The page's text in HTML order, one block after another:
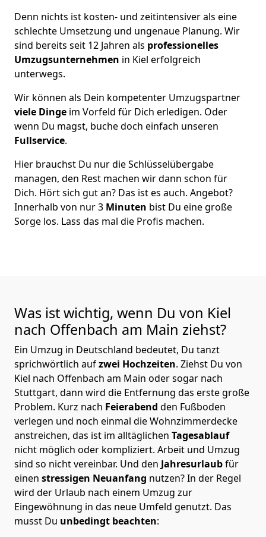
Denn nichts ist kosten- und zeitintensiver als eine
schlechte Umsetzung und ungenaue Planung. Wir
sind bereits seit 12 Jahren als professionelles
Umzugsunternehmen in Kiel erfolgreich
unterwegs.
Wir können als Dein kompetenter Umzugspartner
viele Dinge im Vorfeld für Dich erledigen. Oder
wenn Du magst, buche doch einfach unseren
Fullservice.
Hier brauchst Du nur die Schlüsselübergabe
managen, den Rest machen wir dann schon für
Dich. Hört sich gut an? Das ist es auch. Angebot?
Innerhalb von nur 3 Minuten bist Du eine große
Sorge los. Lass das mal die Profis machen.
Was ist wichtig, wenn Du von Kiel
nach Offenbach am Main ziehst?
Ein Umzug in Deutschland bedeutet, Du tanzt
sprichwörtlich aufzwei Hochzeiten. Ziehst Du von
Kiel nach Offenbach am Main oder sogar nach
Stuttgart, dann wird die Entfernung das erste große
Problem. Kurz nach Feierabend den Fußboden
verlegen und noch einmal die Wohnzimmerdecke
anstreichen, das ist im alltäglichen Tagesablauf
nicht möglich oder kompliziert. Arbeit und Umzug
sind so nicht vereinbar. Und den Jahresurlaubfür
einen stressigen Neuanfang nutzen? In der Regel
wird der Urlaub nach einem Umzug zur
Eingewöhnung in das neue Umfeld genutzt. Das
musst Du unbedingt beachten: